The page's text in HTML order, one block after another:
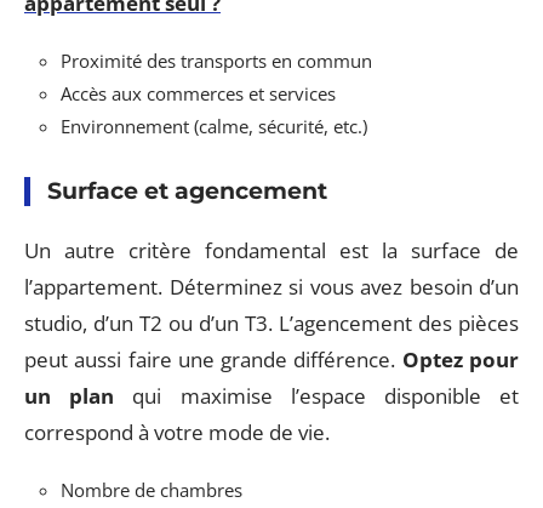
Proximité des transports en commun
Accès aux commerces et services
Environnement (calme, sécurité, etc.)
Surface et agencement
Un autre critère fondamental est la surface de
l’appartement. Déterminez si vous avez besoin d’un
studio, d’un T2 ou d’un T3. L’agencement des pièces
peut aussi faire une grande différence. Optez pour
un plan qui maximise l’espace disponible et
correspond à votre mode de vie.
Nombre de chambres